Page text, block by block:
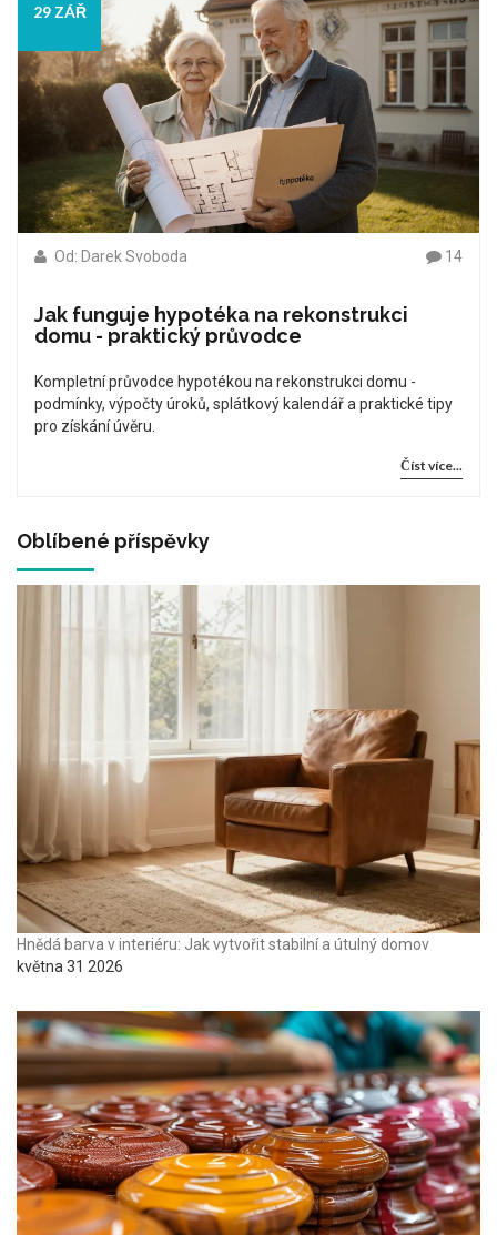
29 ZÁŘ
Od: Darek Svoboda 14
Jak funguje hypotéka na rekonstrukci
domu - praktický průvodce
Kompletní průvodce hypotékou na rekonstrukci domu -
podmínky, výpočty úroků, splátkový kalendář a praktické tipy
pro získání úvěru.
Číst více...
Oblíbené příspěvky
Hnědá barva v interiéru: Jak vytvořit stabilní a útulný domov
května 31 2026